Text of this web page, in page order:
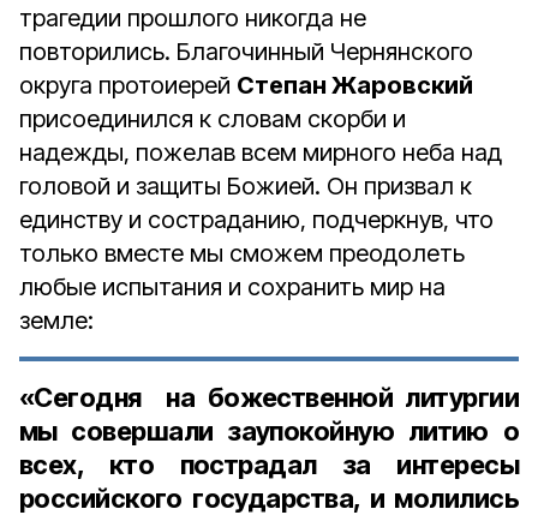
трагедии прошлого никогда не
повторились. Благочинный Чернянского
округа протоиерей Степан Жаровский
присоединился к словам скорби и
надежды, пожелав всем мирного неба над
головой и защиты Божией. Он призвал к
единству и состраданию, подчеркнув, что
только вместе мы сможем преодолеть
любые испытания и сохранить мир на
земле:
«Сегодня на божественной литургии
мы совершали заупокойную литию о
всех, кто пострадал за интересы
российского государства, и молились